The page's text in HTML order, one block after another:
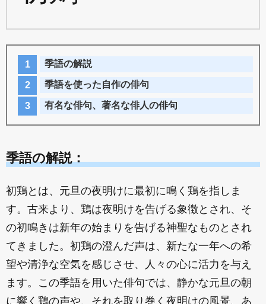
季語の解説
季語を使った自作の俳句
有名な俳句、著名な俳人の俳句
季語の解説：
初鶏とは、元旦の夜明けに最初に鳴く鶏を指しま
す。古来より、鶏は夜明けを告げる象徴とされ、そ
の初鳴きは新年の始まりを告げる神聖なものとされ
てきました。初鶏の澄んだ声は、新たな一年への希
望や清浄な空気を感じさせ、人々の心に活力を与え
ます。この季語を用いた俳句では、静かな元旦の朝
に響く鶏の声や、それを取り巻く夜明けの風景、あ